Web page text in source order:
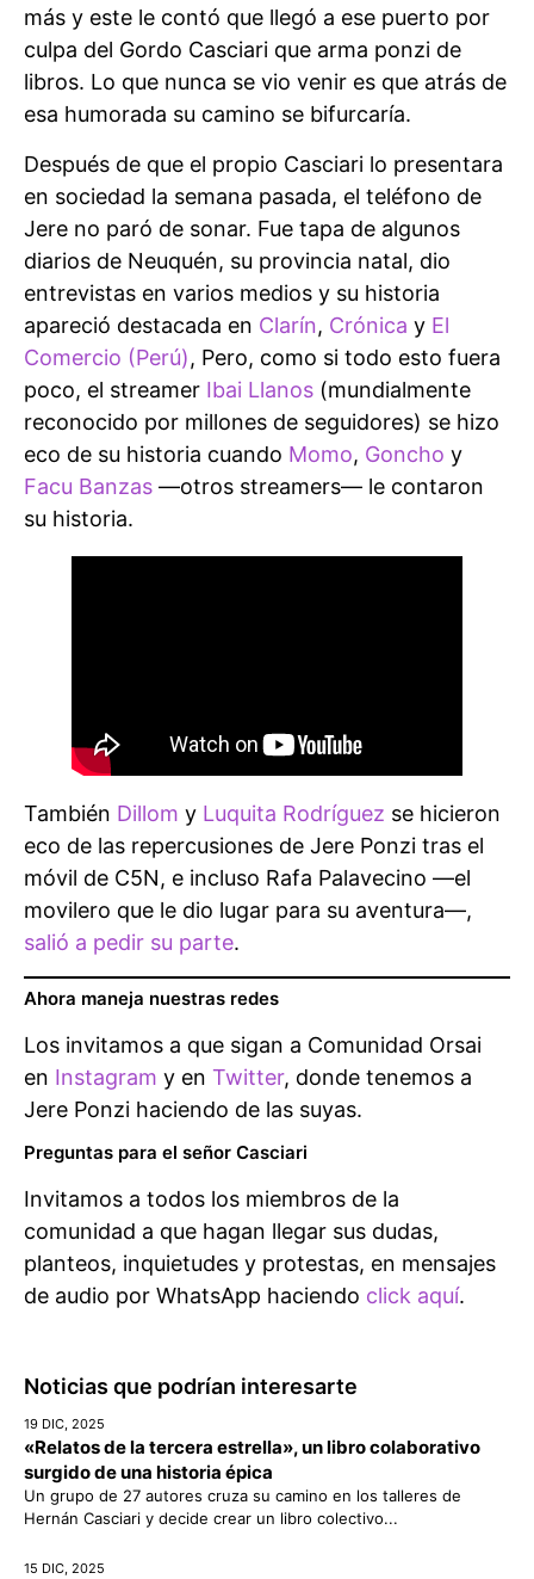
más y este le contó que llegó a ese puerto por
culpa del Gordo Casciari que arma ponzi de
libros. Lo que nunca se vio venir es que atrás de
esa humorada su camino se bifurcaría.
Después de que el propio Casciari lo presentara
en sociedad la semana pasada, el teléfono de
Jere no paró de sonar. Fue tapa de algunos
diarios de Neuquén, su provincia natal, dio
entrevistas en varios medios y su historia
apareció destacada en Clarín, Crónica y El
Comercio (Perú), Pero, como si todo esto fuera
poco, el streamer Ibai Llanos (mundialmente
reconocido por millones de seguidores) se hizo
eco de su historia cuando Momo, Goncho y
Facu Banzas —otros streamers— le contaron
su historia.
También Dillom y Luquita Rodríguez se hicieron
eco de las repercusiones de Jere Ponzi tras el
móvil de C5N, e incluso Rafa Palavecino —el
movilero que le dio lugar para su aventura—,
salió a pedir su parte.
Ahora maneja nuestras redes
Los invitamos a que sigan a Comunidad Orsai
en Instagram y en Twitter, donde tenemos a
Jere Ponzi haciendo de las suyas.
Preguntas para el señor Casciari
Invitamos a todos los miembros de la
comunidad a que hagan llegar sus dudas,
planteos, inquietudes y protestas, en mensajes
de audio por WhatsApp haciendo click aquí.
Noticias que podrían interesarte
19 DIC, 2025
«Relatos de la tercera estrella», un libro colaborativo
surgido de una historia épica
Un grupo de 27 autores cruza su camino en los talleres de
Hernán Casciari y decide crear un libro colectivo...
15 DIC, 2025